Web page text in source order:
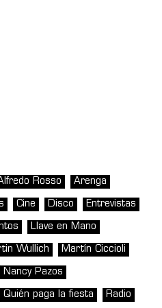
Rosso Arenga
Cine Disco Entrevistas
Llave en Mano
Wullich Martín Ciccioli
Nancy Pazos
Quién paga la fiesta Radio